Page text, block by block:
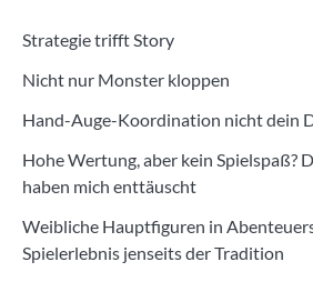
Strategie trifft Story
Nicht nur Monster kloppen
Hand-Auge-Koordination nicht dein
Hohe Wertung, aber kein Spielspaß?
haben mich enttäuscht
Weibliche Hauptfiguren in
Spielerlebnis jenseits der Tradition